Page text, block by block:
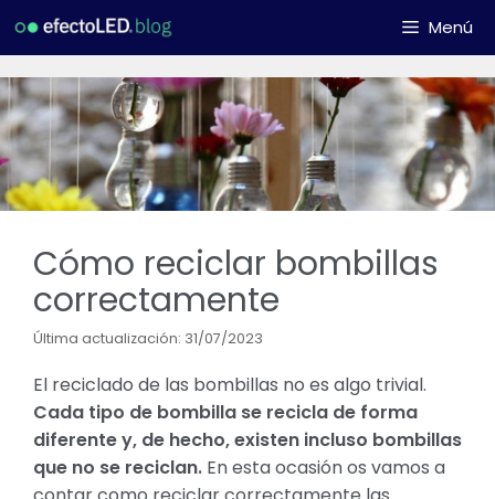
al
Menú
Cómo reciclar bombillas
correctamente
Última actualización: 31/07/2023
El reciclado de las bombillas no es algo trivial.
Cada tipo de bombilla se recicla de forma
diferente y, de hecho, existen incluso bombillas
que no se reciclan. En esta ocasión os vamos a